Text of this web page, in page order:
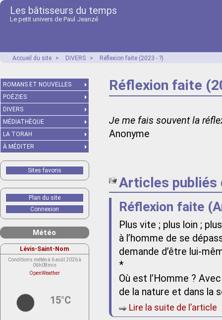
Les bâtisseurs du temps
Le petit univers de Paul Jeanzé
Accueil du site > DIVERS > Réflexion faite (2023 - ?)
Réflexion faite
Je me fais souvent la
Anonyme
Articles publiés
Réflexion faite
Plus vite ; plus loin ;
à l’homme de se
demande d’être lui-
*
Où est l’Homme ?
de la nature et dans la
Lire la suite de l’article
ROMANS ET NOUVELLES
POÉZIES
DIVERS
MÉDIATHÈQUE
LA TORAH
À MÉDITER
Sites favoris
Plan du site
Connexion
Météo
Lévis-Saint-Nom
Conditions météo à 6 août 2026 à
06h08min
OpenWeather
15°C